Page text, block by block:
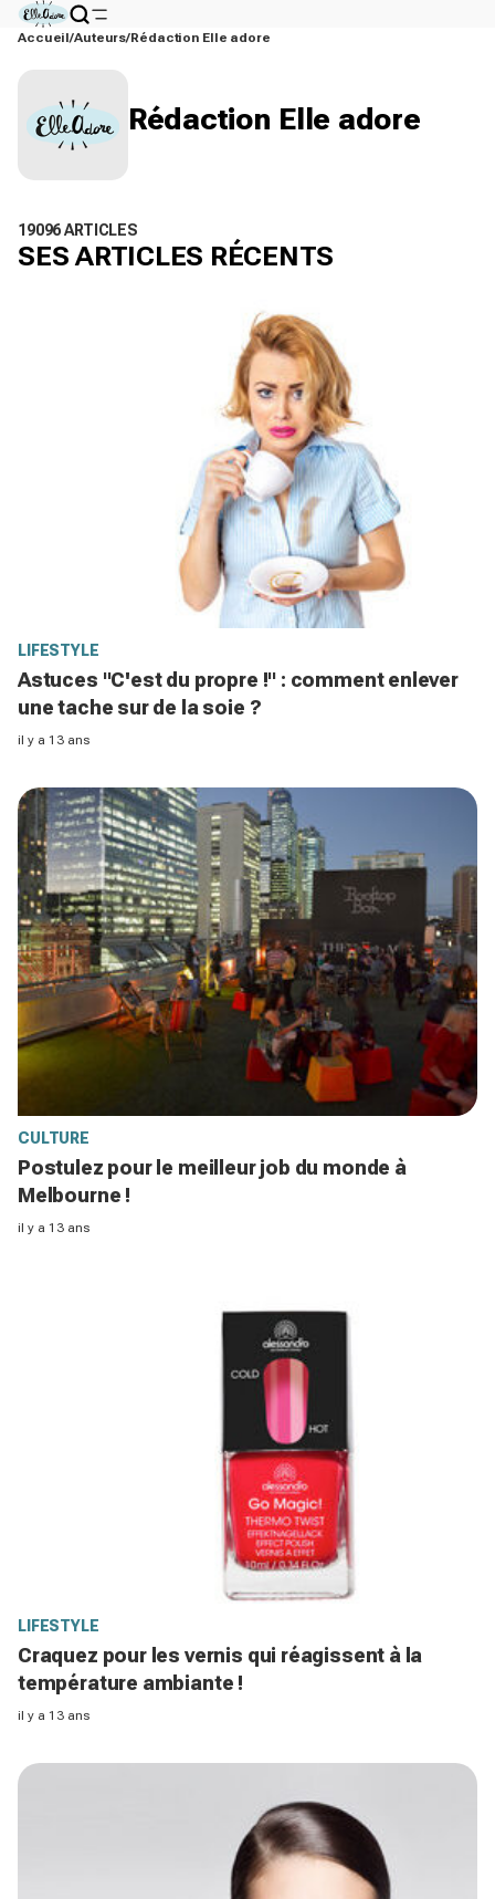
Accueil Auteurs Rédaction Elle adore
Rédaction Elle adore
19096 ARTICLES
SES ARTICLES RÉCENTS
LIFESTYLE
Astuces "C'est du propre !" : comment enlever
une tache sur de la soie ?
il y a 13 ans
CULTURE
Postulez pour le meilleur job du monde à
Melbourne !
il y a 13 ans
LIFESTYLE
Craquez pour les vernis qui réagissent à la
température ambiante !
il y a 13 ans